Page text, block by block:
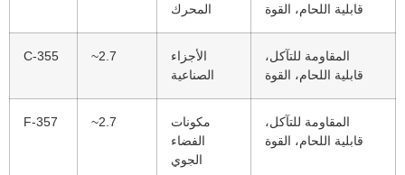
المحرك
قابلية اللحام، القوة
C-355 ~2.7
الأجزاء
الصناعية
المقاومة للتآكل،
قابلية اللحام، القوة
F-357 ~2.7
مكونات
الفضاء
الجوي
المقاومة للتآكل،
قابلية اللحام، القوة